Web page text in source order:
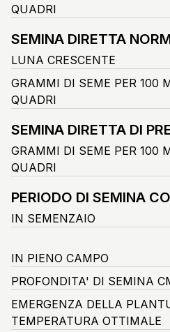
QUADRI
SEMINA DIRETTA
LUNA CRESCENTE
GRAMMI DI SEME PER 100
QUADRI
SEMINA DIRETTA DI
GRAMMI DI SEME PER 100
QUADRI
PERIODO DI SEMINA
IN SEMENZAIO
IN PIENO CAMPO
PROFONDITA' DI SEMINA
EMERGENZA DELLA
TEMPERATURA OTTIMALE